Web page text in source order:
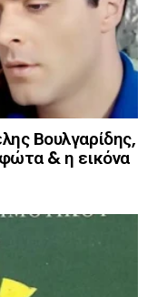
Βουλγαρίδης,
& η εικόνα